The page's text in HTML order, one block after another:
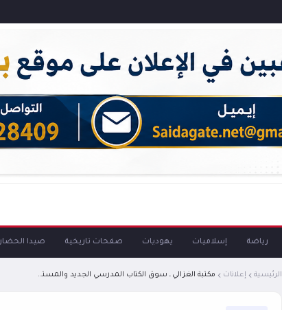
رياضة إسلاميات يهوديات صفحات تاريخية صيدا
الرئيسية إعلانات مكتبة الغزالي ـ سوق الكتاب المدرسي الجديد والمستعمل